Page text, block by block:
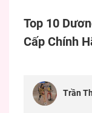
Top 10
Cấp Chính
Trần